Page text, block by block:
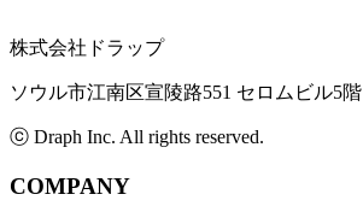
株式会社ドラップ
ソウル市江南区宣陵路551 セロムビル5階
ⓒ Draph Inc. All rights reserved.
COMPANY